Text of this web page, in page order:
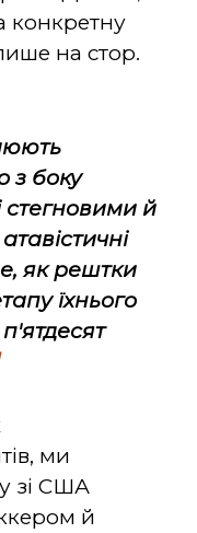
конкретну
на стор.
з боку
стегновими й
як рештки
їхнього
ми
зі США
й